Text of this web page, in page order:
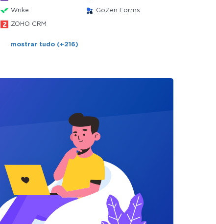
Wrike GoZen Forms
ZOHO CRM
mostrar tudo (+216)